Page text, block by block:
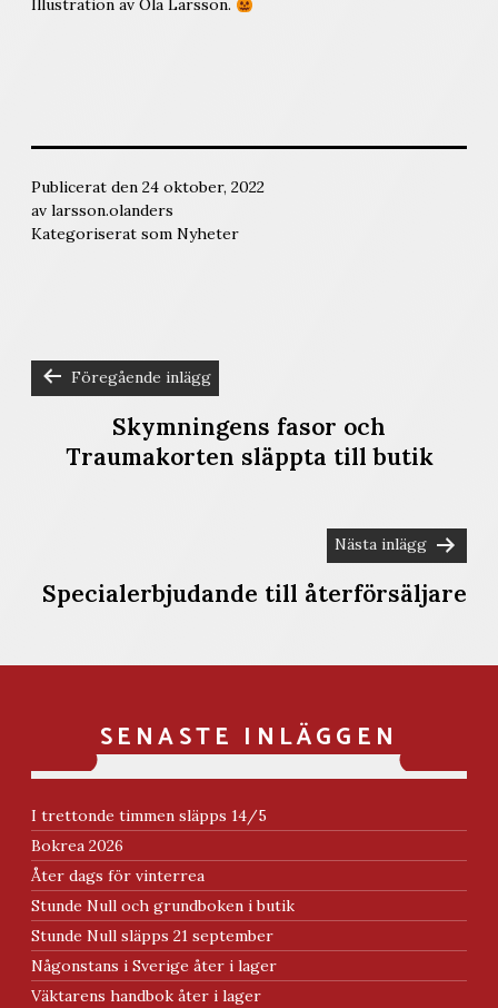
Illustration av Ola Larsson.
Publicerat den 24 oktober, 2022
av larsson.olanders
Kategoriserat som Nyheter
INLÄGGSNAVIGERING
Föregående inlägg
Skymningens fasor och
Traumakorten släppta till butik
Nästa inlägg
Specialerbjudande till återförsäljare
SENASTE INLÄGGEN
I trettonde timmen släpps 14/5
Bokrea 2026
Åter dags för vinterrea
Stunde Null och grundboken i butik
Stunde Null släpps 21 september
Någonstans i Sverige åter i lager
Väktarens handbok åter i lager